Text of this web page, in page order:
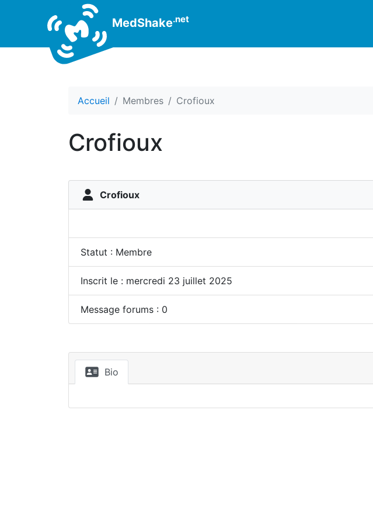
MedShake.net
Accueil Membres Crofioux
Crofioux
Crofioux
Statut : Membre
Inscrit le : mercredi 23 juillet 2025
Message forums : 0
Bio